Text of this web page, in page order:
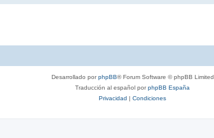
Desarrollado porphpBB® Forum Software © phpBB Limited
Traducción al español porphpBB España
Privacidad | Condiciones